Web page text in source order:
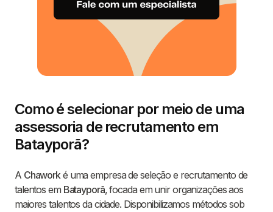
Como é selecionar por meio de uma
assessoria de recrutamento em
Batayporã?
A Chaworké uma empresa de seleção e recrutamento de
talentos em Batayporã, focada em unir organizações aos
maiores talentos da cidade. Disponibilizamos métodos sob